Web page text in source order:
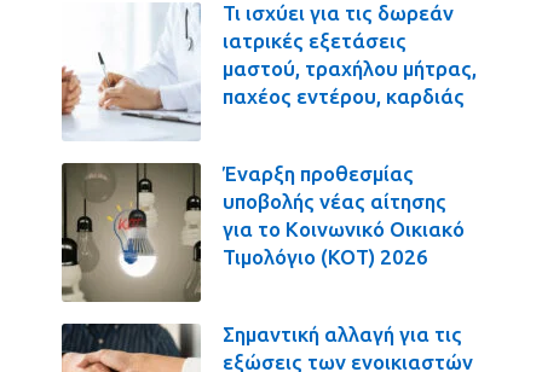
Τι ισχύει για τις δωρεάν
ιατρικές εξετάσεις
μαστού, τραχήλου μήτρας,
παχέος εντέρου, καρδιάς
Έναρξη προθεσμίας
υποβολής νέας αίτησης
για το Κοινωνικό Οικιακό
Τιμολόγιο (ΚΟΤ) 2026
Σημαντική αλλαγή για τις
εξώσεις των ενοικιαστών